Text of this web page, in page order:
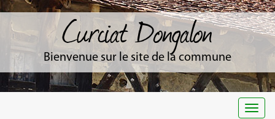
Curciat Dongalon
Bienvenue sur le site de la commune